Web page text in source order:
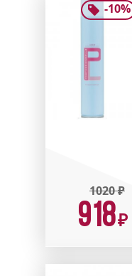
-10%
1020₽
918₽